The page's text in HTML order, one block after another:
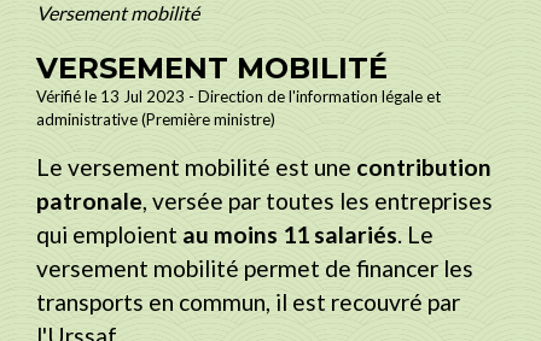
Versement mobilité
VERSEMENT MOBILITÉ
Vérifié le 13 Jul 2023 - Direction de l'information légale et
administrative (Première ministre)
Le versement mobilité est une contribution
patronale, versée par toutes les entreprises
qui emploient au moins 11 salariés. Le
versement mobilité permet de financer les
transports en commun, il est recouvré par